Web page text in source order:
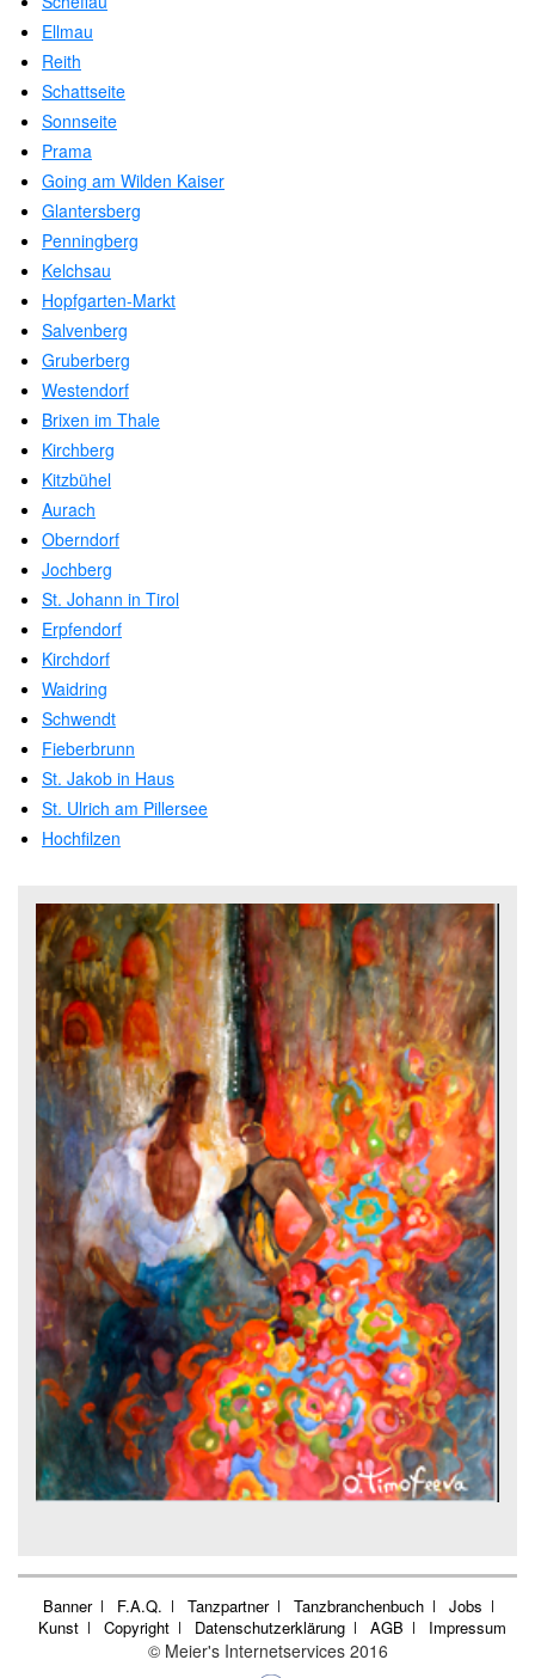
Ellmau
Reith
Schattseite
Sonnseite
Prama
Going am Wilden Kaiser
Glantersberg
Penningberg
Kelchsau
Hopfgarten-Markt
Salvenberg
Gruberberg
Westendorf
Brixen im Thale
Kirchberg
Kitzbühel
Aurach
Oberndorf
Jochberg
St. Johann in Tirol
Erpfendorf
Kirchdorf
Waidring
Schwendt
Fieberbrunn
St. Jakob in Haus
St. Ulrich am Pillersee
Hochfilzen
Banner F.A.Q. Tanzpartner Tanzbranchenbuch
Jobs
Kunst
Copyright Datenschutzerklärung AGB Impressum
© Meier's Internetservices 2016